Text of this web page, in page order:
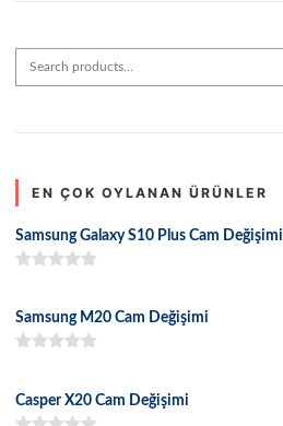
Search for:
EN ÇOK OYLANAN ÜRÜNLER
Samsung Galaxy S10 Plus Cam Değişimi
Samsung M20 Cam Değişimi
Casper X20 Cam Değişimi